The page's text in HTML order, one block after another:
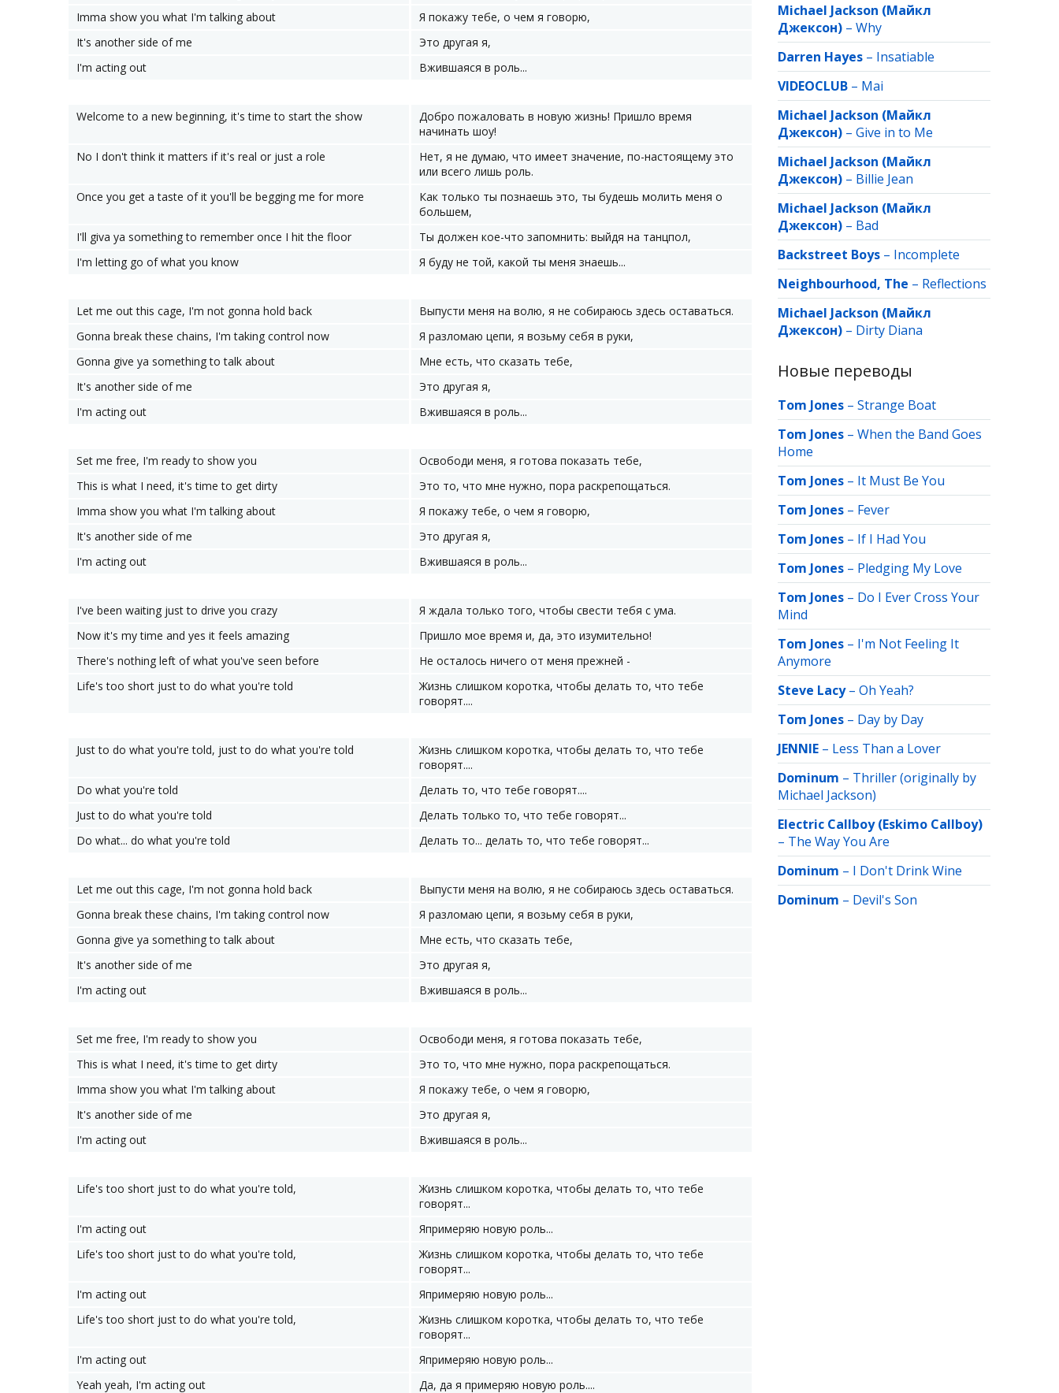
Imma show you what I'm talking about
Я покажу тебе, о чем я говорю,
It's another side of me
Это другая я,
I'm acting out
Вжившаяся в роль...
Welcome to a new beginning, it's time to start the show
Добро пожаловать в новую жизнь! Пришло время
начинать шоу!
No I don't think it matters if it's real or just a role
Нет, я не думаю, что имеет значение, по-настоящему это
или всего лишь роль.
Once you get a taste of it you'll be begging me for more
Как только ты познаешь это, ты будешь молить меня о
большем,
I'll giva ya something to remember once I hit the floor
Ты должен кое-что запомнить: выйдя на танцпол,
I'm letting go of what you know
Я буду не той, какой ты меня знаешь...
Let me out this cage, I'm not gonna hold back
Выпусти меня на волю, я не собираюсь здесь оставаться.
Gonna break these chains, I'm taking control now
Я разломаю цепи, я возьму себя в руки,
Gonna give ya something to talk about
Мне есть, что сказать тебе,
It's another side of me
Это другая я,
I'm acting out
Вжившаяся в роль...
Set me free, I'm ready to show you
Освободи меня, я готова показать тебе,
This is what I need, it's time to get dirty
Это то, что мне нужно, пора раскрепощаться.
Imma show you what I'm talking about
Я покажу тебе, о чем я говорю,
It's another side of me
Это другая я,
I'm acting out
Вжившаяся в роль...
I've been waiting just to drive you crazy
Я ждала только того, чтобы свести тебя с ума.
Now it's my time and yes it feels amazing
Пришло мое время и, да, это изумительно!
There's nothing left of what you've seen before
Не осталось ничего от меня прежней -
Life's too short just to do what you're told
Жизнь слишком коротка, чтобы делать то, что тебе
говорят....
Just to do what you're told, just to do what you're told
Жизнь слишком коротка, чтобы делать то, что тебе
говорят....
Do what you're told
Делать то, что тебе говорят....
Just to do what you're told
Делать только то, что тебе говорят...
Do what... do what you're told
Делать то... делать то, что тебе говорят...
Let me out this cage, I'm not gonna hold back
Выпусти меня на волю, я не собираюсь здесь оставаться.
Gonna break these chains, I'm taking control now
Я разломаю цепи, я возьму себя в руки,
Gonna give ya something to talk about
Мне есть, что сказать тебе,
It's another side of me
Это другая я,
I'm acting out
Вжившаяся в роль...
Set me free, I'm ready to show you
Освободи меня, я готова показать тебе,
This is what I need, it's time to get dirty
Это то, что мне нужно, пора раскрепощаться.
Imma show you what I'm talking about
Я покажу тебе, о чем я говорю,
It's another side of me
Это другая я,
I'm acting out
Вжившаяся в роль...
Life's too short just to do what you're told,
Жизнь слишком коротка, чтобы делать то, что тебе
говорят...
I'm acting out
Япримеряю новую роль...
Life's too short just to do what you're told,
Жизнь слишком коротка, чтобы делать то, что тебе
говорят...
I'm acting out
Япримеряю новую роль...
Life's too short just to do what you're told,
Жизнь слишком коротка, чтобы делать то, что тебе
говорят...
I'm acting out
Япримеряю новую роль...
Yeah yeah, I'm acting out
Да, да я примеряю новую роль....
Michael Jackson (Майкл
Джексон) – Why
Darren Hayes – Insatiable
VIDEOCLUB – Mai
Michael Jackson (Майкл
Джексон) – Give in to Me
Michael Jackson (Майкл
Джексон) – Billie Jean
Michael Jackson (Майкл
Джексон) – Bad
Backstreet Boys – Incomplete
Neighbourhood, The – Reflections
Michael Jackson (Майкл
Джексон) – Dirty Diana
Новые переводы
Tom Jones – Strange Boat
Tom Jones – When the Band Goes
Home
Tom Jones – It Must Be You
Tom Jones – Fever
Tom Jones – If I Had You
Tom Jones – Pledging My Love
Tom Jones – Do I Ever Cross Your
Mind
Tom Jones – I'm Not Feeling It
Anymore
Steve Lacy– Oh Yeah?
Tom Jones – Day by Day
JENNIE – Less Than a Lover
Dominum – Thriller (originally by
Michael Jackson)
Electric Callboy (Eskimo Callboy)
– The Way You Are
Dominum – I Don't Drink Wine
Dominum – Devil's Son